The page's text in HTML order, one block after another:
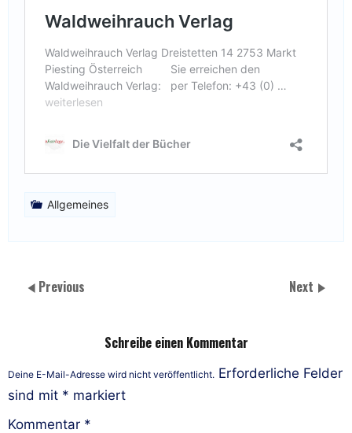
Allgemeines
Previous Next
Schreibe einen Kommentar
Deine E-Mail-Adresse wird nicht veröffentlicht. Erforderliche Felder
sind mit * markiert
Kommentar *